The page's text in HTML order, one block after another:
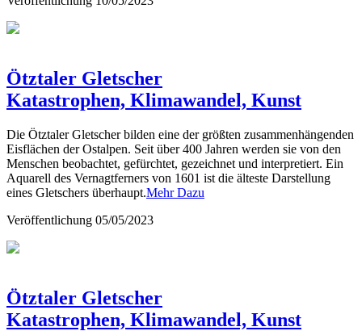
Ötztaler Gletscher
Katastrophen, Klimawandel, Kunst
Die Ötztaler Gletscher bilden eine der größten zusammenhängenden
Eisflächen der Ostalpen. Seit über 400 Jahren werden sie von den
Menschen beobachtet, gefürchtet, gezeichnet und interpretiert. Ein
Aquarell des Vernagtferners von 1601 ist die älteste Darstellung
eines Gletschers überhaupt.Mehr Dazu
Veröffentlichung 05/05/2023
Ötztaler Gletscher
Katastrophen, Klimawandel, Kunst